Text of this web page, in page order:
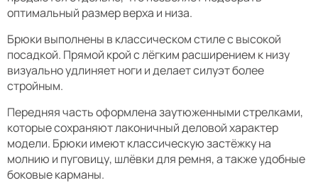
оптимальный размер верха и низа.
Брюки выполнены в классическом стиле с высокой
посадкой. Прямой крой с лёгким расширением к низу
визуально удлиняет ноги и делает силуэт более
стройным.
Передняя часть оформлена заутюженными стрелками,
которые сохраняют лаконичный деловой характер
модели. Брюки имеют классическую застёжку на
молнию и пуговицу, шлёвки для ремня, а также удобные
боковые карманы.